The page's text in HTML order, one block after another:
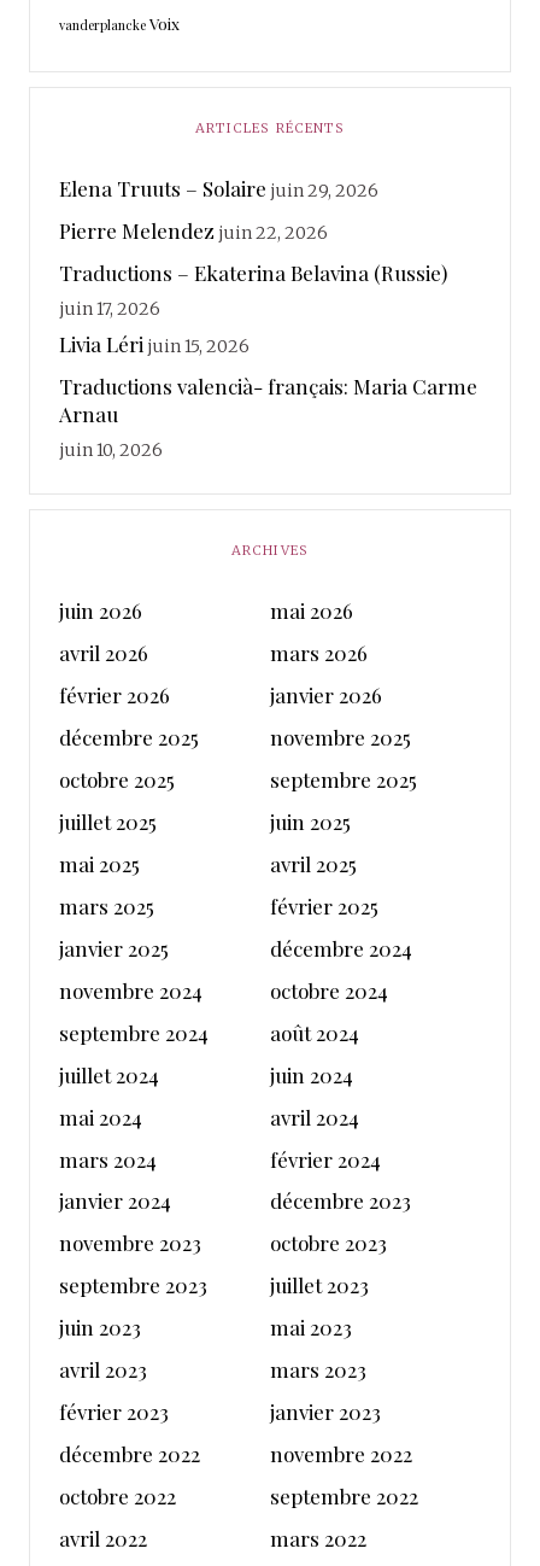
vanderplancke Voix
ARTICLES RÉCENTS
Elena Truuts – Solaire juin 29, 2026
Pierre Melendez juin 22, 2026
Traductions – Ekaterina Belavina (Russie)
juin 17, 2026
Livia Léri juin 15, 2026
Traductions valencià- français: Maria Carme
Arnau
juin 10, 2026
ARCHIVES
juin 2026
mai 2026
avril 2026
mars 2026
février 2026
janvier 2026
décembre 2025
novembre 2025
octobre 2025
septembre 2025
juillet 2025
juin 2025
mai 2025
avril 2025
mars 2025
février 2025
janvier 2025
décembre 2024
novembre 2024
octobre 2024
septembre 2024
août 2024
juillet 2024
juin 2024
mai 2024
avril 2024
mars 2024
février 2024
janvier 2024
décembre 2023
novembre 2023
octobre 2023
septembre 2023
juillet 2023
juin 2023
mai 2023
avril 2023
mars 2023
février 2023
janvier 2023
décembre 2022
novembre 2022
octobre 2022
septembre 2022
avril 2022
mars 2022